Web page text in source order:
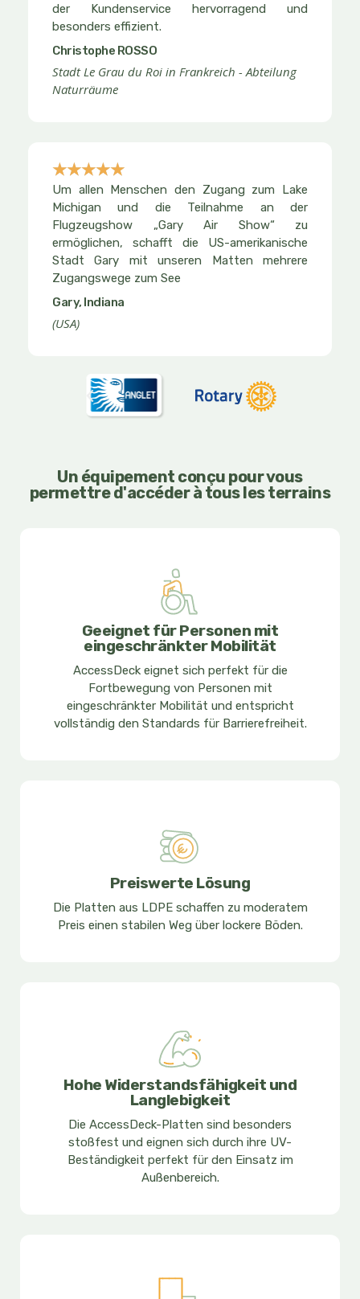
von
5
der Kundenservice hervorragend und
besonders effizient.
Christophe ROSSO
Stadt Le Grau du Roi in Frankreich - Abteilung
Naturräume
☆☆☆☆☆
mit
5
von
5
Um allen Menschen den Zugang zum Lake
Michigan und die Teilnahme an der
Flugzeugshow „Gary Air Show“ zu
ermöglichen, schafft die US-amerikanische
Stadt Gary mit unseren Matten mehrere
Zugangswege zum See
Gary, Indiana
(USA)
Un équipement conçu pour vous
permettre d'accéder à tous les terrains
Geeignet für Personen mit
eingeschränkter Mobilität
AccessDeck eignet sich perfekt für die
Fortbewegung von Personen mit
eingeschränkter Mobilität und entspricht
vollständig den Standards für Barrierefreiheit.
Preiswerte Lösung
Die Platten aus LDPE schaffen zu moderatem
Preis einen stabilen Weg über lockere Böden.
Hohe Widerstandsfähigkeit und
Langlebigkeit
Die AccessDeck-Platten sind besonders
stoßfest und eignen sich durch ihre UV-
Beständigkeit perfekt für den Einsatz im
Außenbereich.